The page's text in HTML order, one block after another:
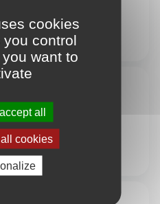
433 69730 Genay
Lyon
cookies
control
want to
all
cookies